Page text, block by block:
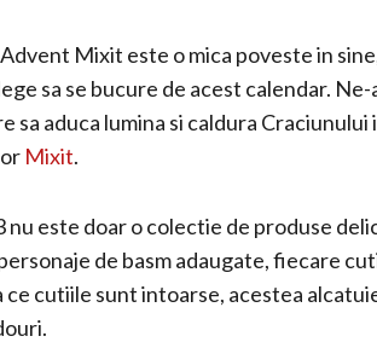
Mixit este o mica poveste in
sa se bucure de acest calendar.
sa aduca lumina si caldura Craciunului
Mixit.
este doar o colectie de produse
de basm adaugate, fiecare
cutiile sunt intoarse, acestea